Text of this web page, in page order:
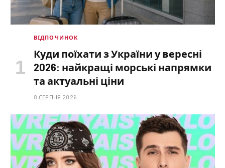
ВІДПОЧИНОК
Куди поїхати з України у вересні
2026: найкращі морські напрямки
та актуальні ціни
8 СЕРПНЯ 2026